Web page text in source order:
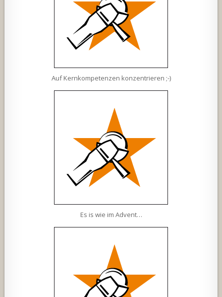
Auf Kernkompetenzen konzentrieren ;-)
Es is wie im Advent…